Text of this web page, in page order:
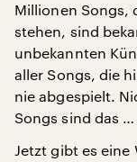
Millionen Songs,
stehen, sind
unbekannten
aller Songs, die
nie abgespielt.
Songs sind das
Jetzt gibt es eine